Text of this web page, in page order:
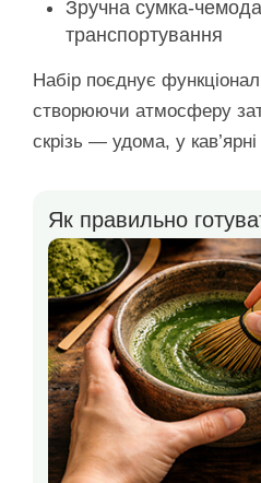
Зручна сумка-
транспортування
Набір поєднує
створюючи атмосферу
скрізь — удома, у
Як правильно